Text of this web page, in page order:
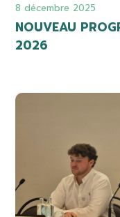
8 décembre 2025
NOUVEAU
2026